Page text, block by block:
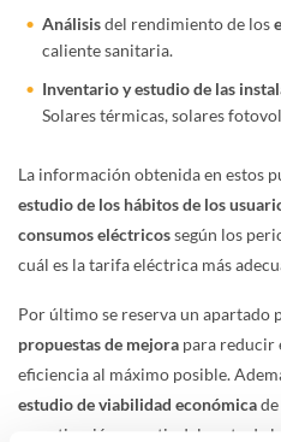
Análisisdel rendimiento de los
caliente sanitaria.
Inventario y estudio de las
Solares térmicas, solares
La información obtenida en estos
estudio de los hábitos de los
consumos eléctricossegún los
cuál es la tarifa eléctrica más
Por último se reserva un apartado
propuestas de mejora para reducir
eficiencia al máximo posible.
estudio de viabilidad económica
amortización a partir del coste de